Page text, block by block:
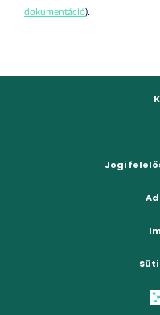
dokumentáció).
Jogi